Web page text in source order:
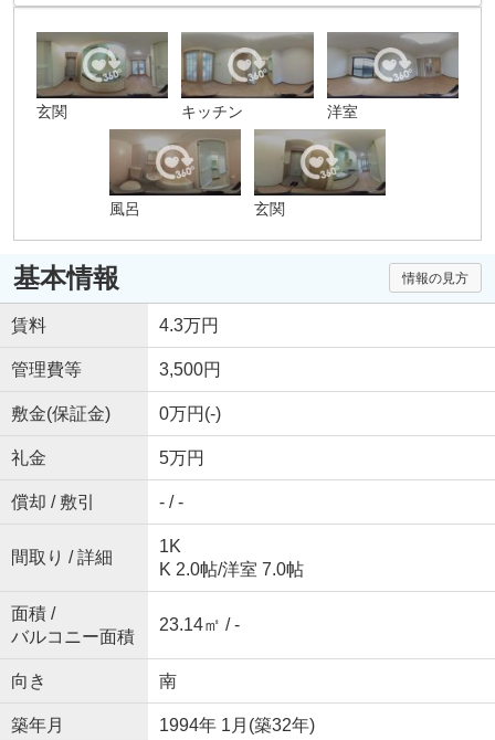
玄関 キッチン 洋室
風呂 玄関
基本情報 情報の見方
賃料 4.3万円
管理費等 3,500円
敷金(保証金) 0万円(-)
礼金 5万円
償却 / 敷引 - / -
間取り / 詳細
1K
K 2.0帖/洋室 7.0帖
面積 /
バルコニー面積
23.14㎡ / -
向き 南
築年月 1994年 1月(築32年)